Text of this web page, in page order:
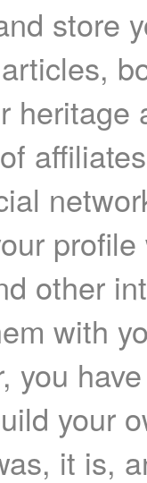
store
heritage
other
with
you
your
it is,